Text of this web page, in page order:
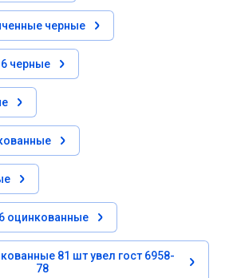
черные
черные
оцинкованные
81 шт увел гост 6958-
78